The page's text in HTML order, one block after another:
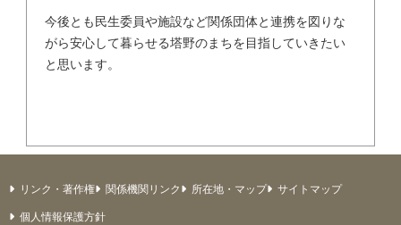
今後とも民生委員や施設など関係団体と連携を図りな
がら安心して暮らせる塔野のまちを目指していきたい
と思います。
リンク・著作権 関係機関リンク 所在地・マップ
サイトマップ
個人情報保護方針